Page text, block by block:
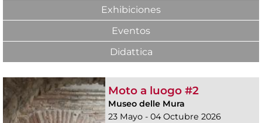
Exhibiciones
Eventos
Didattica
Moto a luogo #2
Museo delle Mura
23 Mayo - 04 Octubre 2026